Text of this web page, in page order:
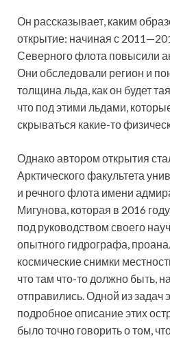
Он рассказывает, каким
открытие: начиная с
Северного флота повысили
Они обследовали регион и
толщина льда, как он будет
что под этими льдами,
скрываться какие-то
Однако автором открытия
Арктического факультета
и речного флота имени
Мигунова, которая в 2016
под руководством своего
опытного гидрографа,
космические снимки
что там что-то должно быть,
отправились. Одной из задач
подробное описание этих
было точно говорить о том,